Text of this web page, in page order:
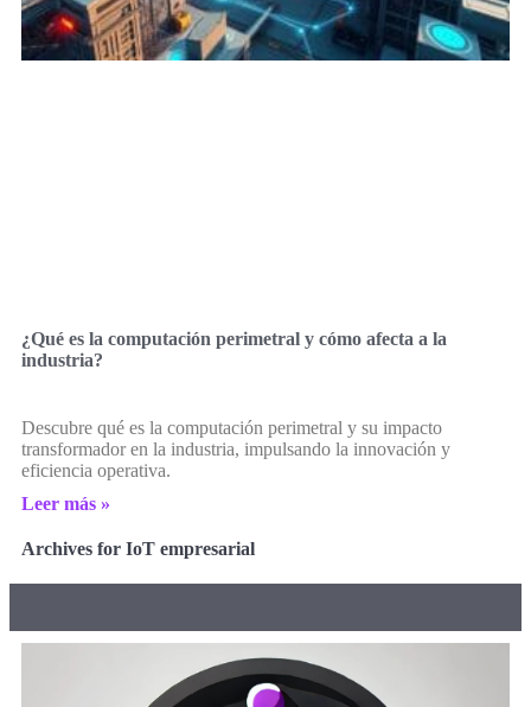
¿Qué es la computación perimetral y cómo afecta a la
industria?
Descubre qué es la computación perimetral y su impacto
transformador en la industria, impulsando la innovación y
eficiencia operativa.
Leer más »
Archives for IoT empresarial